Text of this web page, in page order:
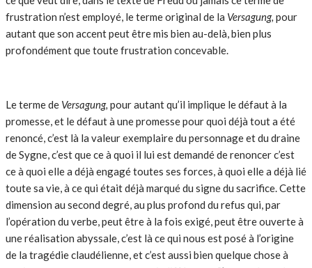
frustration n’est employé, le terme original de la Versagung, pour
autant que son accent peut être mis bien au-delà, bien plus
profondément que toute frustration concevable.
Le terme de Versagung, pour autant qu’il implique le défaut à la
promesse, et le défaut à une promesse pour quoi déjà tout a été
renoncé, c’est là la valeur exemplaire du personnage et du draine
de Sygne, c’est que ce à quoi il lui est demandé de renoncer c’est
ce à quoi elle a déjà engagé toutes ses forces, à quoi elle a déjà lié
toute sa vie, à ce qui était déjà marqué du signe du sacrifice. Cette
dimension au second degré, au plus profond du refus qui, par
l’opération du verbe, peut être à la fois exigé, peut être ouverte à
une réalisation abyssale, c’est là ce qui nous est posé à l’origine
de la tragédie claudélienne, et c’est aussi bien quelque chose à